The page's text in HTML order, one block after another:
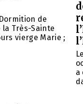
de
Très-Sainte
vierge Marie ;
a